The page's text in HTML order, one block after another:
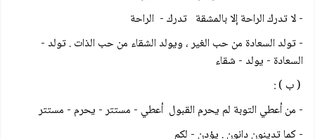
- لا تدرك الراحة إلا بالمشقة تدرك - الراحة
- تولد السعادة من حب الغير ، ويولد الشقاء من حب الذات . تولد -
السعادة - يولد - شقاء
( ب ) :
- من أعطي التوبة لم يحرم القبول أعطي - مستتر - يحرم - مستتر